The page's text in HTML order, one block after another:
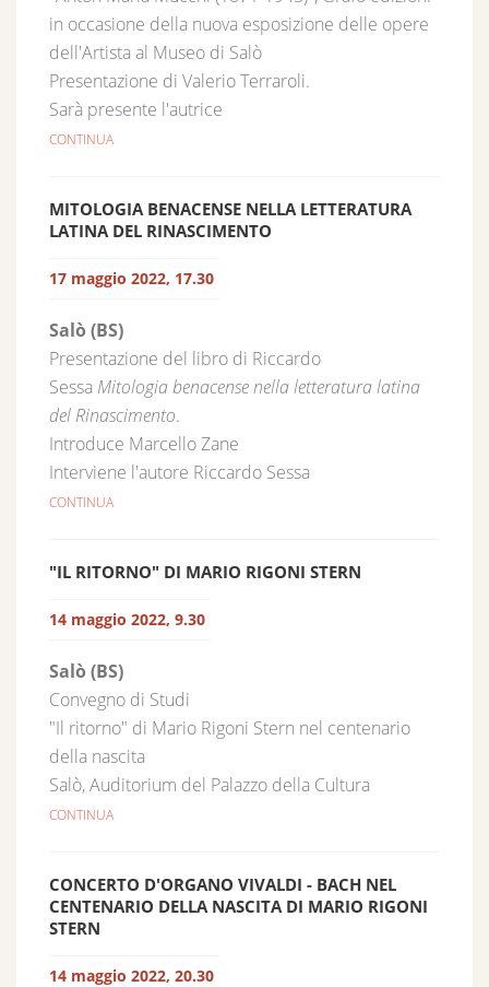
in occasione della nuova esposizione delle opere
dell'Artista al Museo di Salò
Presentazione di Valerio Terraroli.
Sarà presente l'autrice
CONTINUA
MITOLOGIA BENACENSE NELLA LETTERATURA
LATINA DEL RINASCIMENTO
17 maggio 2022, 17.30
Salò (BS)
Presentazione del libro di Riccardo
Sessa Mitologia benacense nella letteratura latina
del Rinascimento.
Introduce Marcello Zane
Interviene l'autore Riccardo Sessa
CONTINUA
"IL RITORNO" DI MARIO RIGONI STERN
14 maggio 2022, 9.30
Salò (BS)
Convegno di Studi
"Il ritorno" di Mario Rigoni Stern nel centenario
della nascita
Salò, Auditorium del Palazzo della Cultura
CONTINUA
CONCERTO D'ORGANO VIVALDI - BACH NEL
CENTENARIO DELLA NASCITA DI MARIO RIGONI
STERN
14 maggio 2022, 20.30